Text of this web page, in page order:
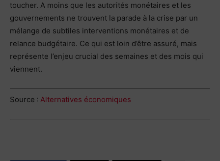
toucher. A moins que les autorités monétaires et les
gouvernements ne trouvent la parade à la crise par un
mélange de subtiles interventions monétaires et de
relance budgétaire. Ce qui est loin d’être assuré, mais
représente l’enjeu crucial des semaines et des mois qui
viennent.
Source : Alternatives économiques